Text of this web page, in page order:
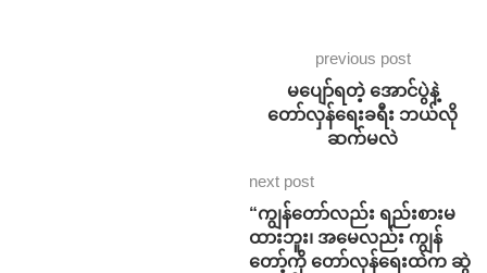
previous post
မပျော်ရတဲ့ အောင်ပွဲနဲ့
တော်လှန်ရေးခရီး ဘယ်လို
ဆက်မလဲ
next post
“ကျွန်တော်လည်း ရည်းစားမ
ထားဘူး၊ အမေလည်း ကျွန်
တော့်ကို တော်လှန်ရေးထဲက ဆွဲ